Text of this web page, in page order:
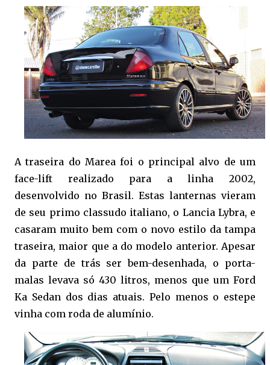
A traseira do Marea foi o principal alvo de um
face-lift realizado para a linha 2002,
desenvolvido no Brasil. Estas lanternas vieram
de seu primo classudo italiano, o Lancia Lybra, e
casaram muito bem com o novo estilo da tampa
traseira, maior que a do modelo anterior. Apesar
da parte de trás ser bem-desenhada, o porta-
malas levava só 430 litros, menos que um Ford
Ka Sedan dos dias atuais. Pelo menos o estepe
vinha com roda de alumínio.